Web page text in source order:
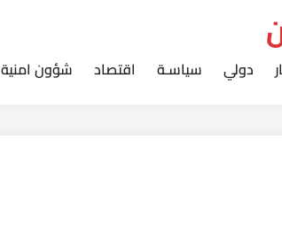
دولي سياسـة اقتصاد شؤون امنية